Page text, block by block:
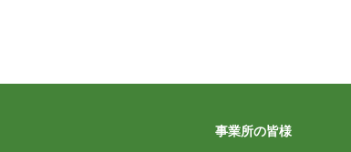
事業所の皆様